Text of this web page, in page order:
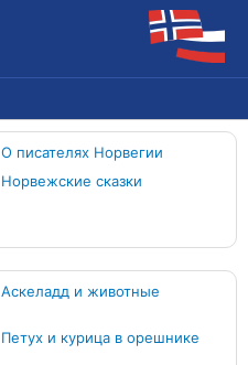
О писателях Норвегии
Норвежские сказки
Аскеладд и животные
Петух и курица в орешнике